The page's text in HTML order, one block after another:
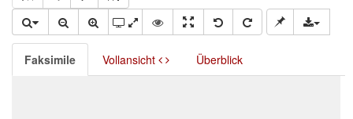
Faksimile Vollansicht Überblick